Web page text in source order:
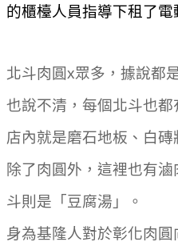
的櫃檯人員指導下租了
北斗肉圓x眾多，據說都
也說不清，每個北斗也都
店內就是磨石地板、白
除了肉圓外，這裡也有
斗則是「豆腐湯」。
身為基隆人對於彰化肉